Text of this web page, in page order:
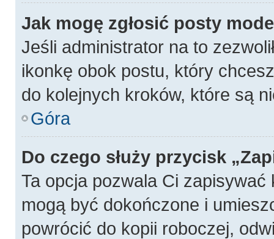
Jak mogę zgłosić posty
Jeśli administrator na to
ikonkę obok postu, który
do kolejnych kroków, które są
Góra
Do czego służy przycisk
Ta opcja pozwala Ci
mogą być dokończone i
powrócić do kopii roboczej,